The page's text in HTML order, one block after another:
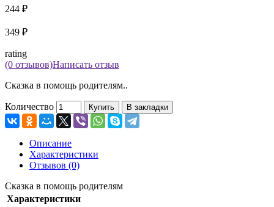
244 ₽
349 ₽
rating
(0 отзывов)Написать отзыв
Сказка в помощь родителям..
Количество Купить В закладки
Описание
Характеристики
Отзывов (0)
Сказка в помощь родителям
Характеристики